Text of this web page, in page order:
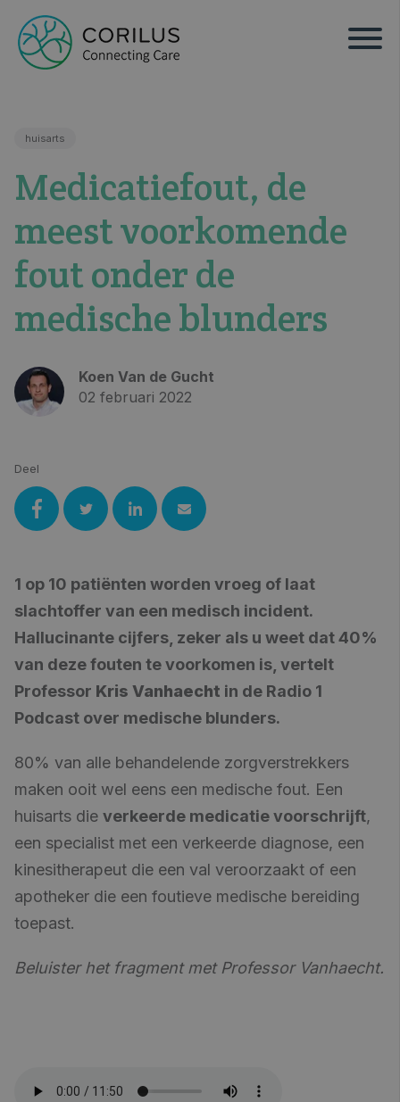
huisarts
Medicatiefout, de
meest voorkomende
fout onder de
medische blunders
Koen Van de Gucht
02 februari 2022
Deel
1 op 10 patiënten worden vroeg of laat
slachtoffer van een medisch incident.
Hallucinante cijfers, zeker als u weet dat 40%
van deze fouten te voorkomen is, vertelt
Professor Kris Vanhaecht in de Radio 1
Podcast over medische blunders.
80% van alle behandelende zorgverstrekkers
maken ooit wel eens een medische fout. Een
huisarts die verkeerde medicatie voorschrijft,
een specialist met een verkeerde diagnose, een
kinesitherapeut die een val veroorzaakt of een
apotheker die een foutieve medische bereiding
toepast.
Beluister het fragment met Professor Vanhaecht.